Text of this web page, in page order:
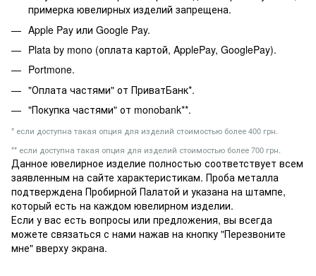
примерка ювелирных изделий запрещена.
Apple Pay или Google Pay.
Plata by mono (оплата картой, ApplePay, GooglePay).
Portmone.
"Оплата частями" от ПриватБанк*.
"Покупка частями" от monobank**.
* если доступна такая опция для изделий стоимостью более 400 грн.
** если доступна такая опция для изделий стоимостью более 700 грн.
Данное ювелирное изделие полностью соответствует всем
заявленным на сайте характеристикам. Проба металла
подтверждена Пробирной Палатой и указана на штампе,
который есть на каждом ювелирном изделии.
Если у вас есть вопросы или предложения, вы всегда
можете связаться с нами нажав на кнопку "Перезвоните
мне" вверху экрана.